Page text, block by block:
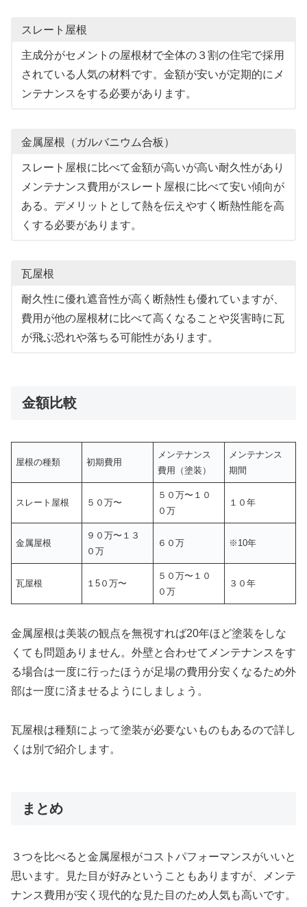
スレート屋根
主成分がセメントの屋根材で全体の３割の住宅で採用
されている人気の材料です。金額が安いが定期的にメ
ンテナンスをする必要があります。
金属屋根（ガルバニウム合板）
スレート屋根に比べて金額が高いが高い耐久性があり
メンテナンス費用がスレート屋根に比べて安い傾向が
ある。デメリットとして熱を伝えやすく断熱性能を高
くする必要があります。
瓦屋根
耐久性に優れ遮音性が高く断熱性も優れていますが、
費用が他の屋根材に比べて高くなることや災害時に瓦
が飛ぶ恐れや落ちる可能性があります。
金額比較
屋根の種類 初期費用
メンテナンス
費用（塗装）
メンテナンス
期間
スレート屋根 ５０万〜
５０万〜１０
０万
１０年
金属屋根
９０万〜１３
０万
６０万 ※10年
瓦屋根 １5０万〜
５０万〜１０
０万
３０年
金属屋根は美装の観点を無視すれば20年ほど塗装をしな
くても問題ありません。外壁と合わせてメンテナンスをす
る場合は一度に行ったほうが足場の費用分安くなるため外
部は一度に済ませるようにしましょう。
瓦屋根は種類によって塗装が必要ないものもあるので詳し
くは別で紹介します。
まとめ
３つを比べると金属屋根がコストパフォーマンスがいいと
思います。見た目が好みということもありますが、メンテ
ナンス費用が安く現代的な見た目のため人気も高いです。